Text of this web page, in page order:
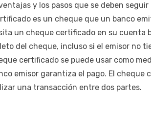
y los pasos que se deben
es un cheque que un banco
un cheque certificado en su cuenta
del cheque, incluso si el emisor no
certificado se puede usar como
emisor garantiza el pago. El
una transacción entre dos partes.